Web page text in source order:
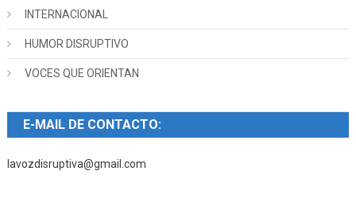
INTERNACIONAL
HUMOR DISRUPTIVO
VOCES QUE ORIENTAN
E-MAIL DE CONTACTO:
lavozdisruptiva@gmail.com